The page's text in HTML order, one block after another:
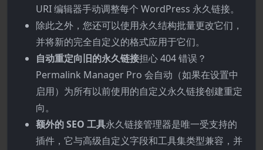
URI 编辑器手动调整每个 WordPress 永久链接。
除此之外，您还可以使用永久结构批量更改它们，
并将新的完全自定义的格式应用于它们。
自动重定向旧的永久链接担心 404 错误？
Permalink Manager Pro 会自动（如果在设置中
启用）为所有以前使用的自定义永久链接创建重定
向。
额外的 SEO 工具永久链接管理器是唯一受支持的
插件，它与高级自定义字段和工具集类型兼容，并